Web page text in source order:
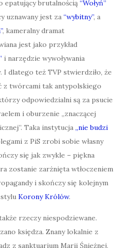
epatujący brutalnością “Wołyń”
uznawany jest za “wybitny”, a
, kameralny dramat
jest jako przykład
i narzędzie wywoływania
I dlatego też TVP stwierdziło, że
z twórcami tak antypolskiego
odpowiedzialni są za psucie
i oburzenie „znaczącej
Taka instytucja „nie budzi
z PiS zrobi sobie własny
się jak zwykle – piękna
zostanie zarżnięta wtłoczeniem
i skończy się kolejnym
KoronyKrólów.
rzeczy niespodziewane.
księdza. Znany lokalnie z
z sanktuarium Marii Śnieżnej,